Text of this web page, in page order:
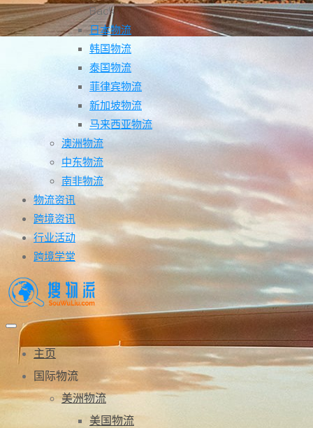
Back
日本物流
韩国物流
泰国物流
菲律宾物流
新加坡物流
马来西亚物流
澳洲物流
中东物流
南非物流
物流资讯
跨境资讯
行业活动
跨境学堂
主页
国际物流
美洲物流
美国物流